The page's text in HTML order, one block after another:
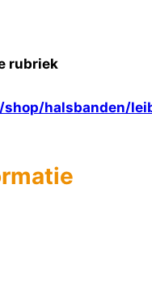
rubriek
halsbanden/